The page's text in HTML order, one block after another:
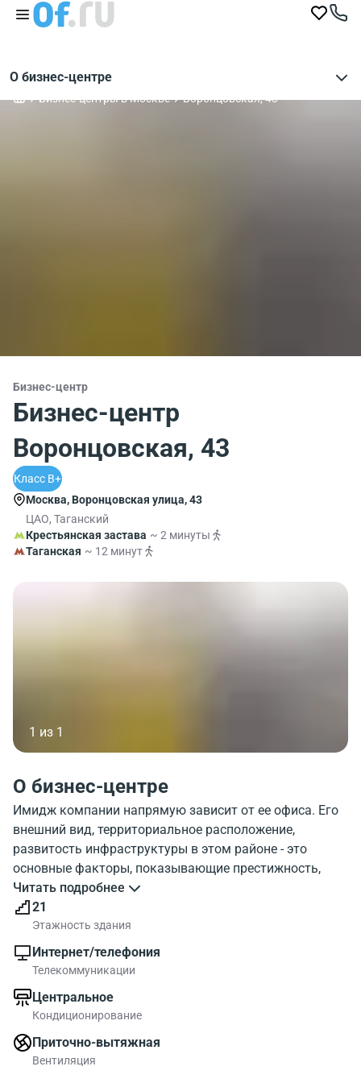
О бизнес-центре
Бизнес-центры в Москве Воронцовская, 43
Бизнес-центр
Бизнес-центр
Воронцовская, 43
Класс B+
Москва, Воронцовская улица, 43
ЦАО, Таганский
Крестьянская застава ~ 2 минуты
Таганская ~ 12 минут
1 из 1
О бизнес-центре
Имидж компании напрямую зависит от ее офиса. Его
внешний вид, территориальное расположение,
развитость инфраструктуры в этом районе - это
основные факторы, показывающие престижность,
состоятельность и желание максимально
соответствовать высоким стандартам современного
бизнеса.
Бизнес-центр «Воронцовская, 43» - необыкновенно
привлекательное современное разноуровневое
оконные пролеты, расположенное в престижном
Таганском районе Центрального Административного
округа Москвы. Расположение офиса в таком районе
гарантирует очень хорошо развитую инфраструктуру,
Читать подробнее
21
Этажность здания
Интернет/телефония
Телекоммуникации
Центральное
Кондиционирование
Приточно-вытяжная
Вентиляция